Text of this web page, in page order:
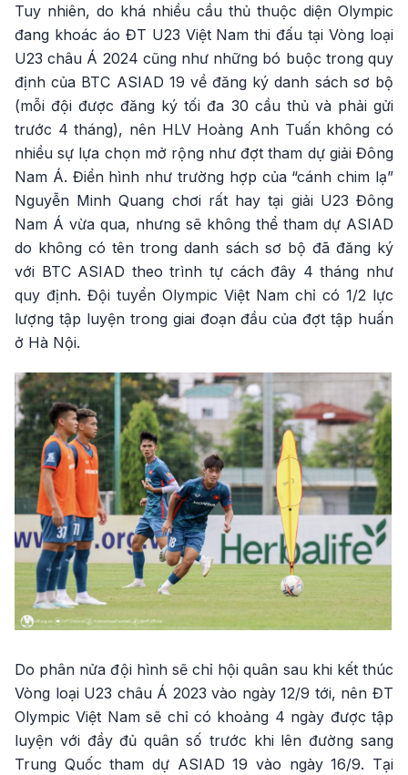
Tuy nhiên, do khá nhiều cầu thủ thuộc diện Olympic
đang khoác áo ĐT U23 Việt Nam thi đấu tại Vòng loại
U23 châu Á 2024 cũng như những bó buộc trong quy
định của BTC ASIAD 19 về đăng ký danh sách sơ bộ
(mỗi đội được đăng ký tối đa 30 cầu thủ và phải gửi
trước 4 tháng), nên HLV Hoàng Anh Tuấn không có
nhiều sự lựa chọn mở rộng như đợt tham dự giải Đông
Nam Á. Điển hình như trường hợp của “cánh chim lạ”
Nguyễn Minh Quang chơi rất hay tại giải U23 Đông
Nam Á vừa qua, nhưng sẽ không thể tham dự ASIAD
do không có tên trong danh sách sơ bộ đã đăng ký
với BTC ASIAD theo trình tự cách đây 4 tháng như
quy định. Đội tuyển Olympic Việt Nam chỉ có 1/2 lực
lượng tập luyện trong giai đoạn đầu của đợt tập huấn
ở Hà Nội.
Do phân nửa đội hình sẽ chỉ hội quân sau khi kết thúc
Vòng loại U23 châu Á 2023 vào ngày 12/9 tới, nên ĐT
Olympic Việt Nam sẽ chỉ có khoảng 4 ngày được tập
luyện với đầy đủ quân số trước khi lên đường sang
Trung Quốc tham dự ASIAD 19 vào ngày 16/9. Tại